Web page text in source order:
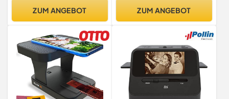
ZUM ANGEBOT ZUM ANGEBOT